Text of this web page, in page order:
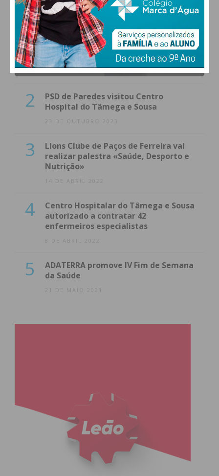
1
(VÍDEO) Carlos Alberto Silva vê
Unidade Local de Saúde como uma
oportunidade
23 DE NOVEMBRO 2023
2
PSD de Paredes visitou Centro
Hospital do Tâmega e Sousa
23 DE OUTUBRO 2023
3
Lions Clube de Paços de Ferreira vai
realizar palestra «Saúde, Desporto e
Nutrição»
14 DE ABRIL 2022
4
Centro Hospitalar do Tâmega e Sousa
autorizado a contratar 42
enfermeiros especialistas
8 DE ABRIL 2022
5
ADATERRA promove IV Fim de Semana
da Saúde
21 DE MAIO 2021